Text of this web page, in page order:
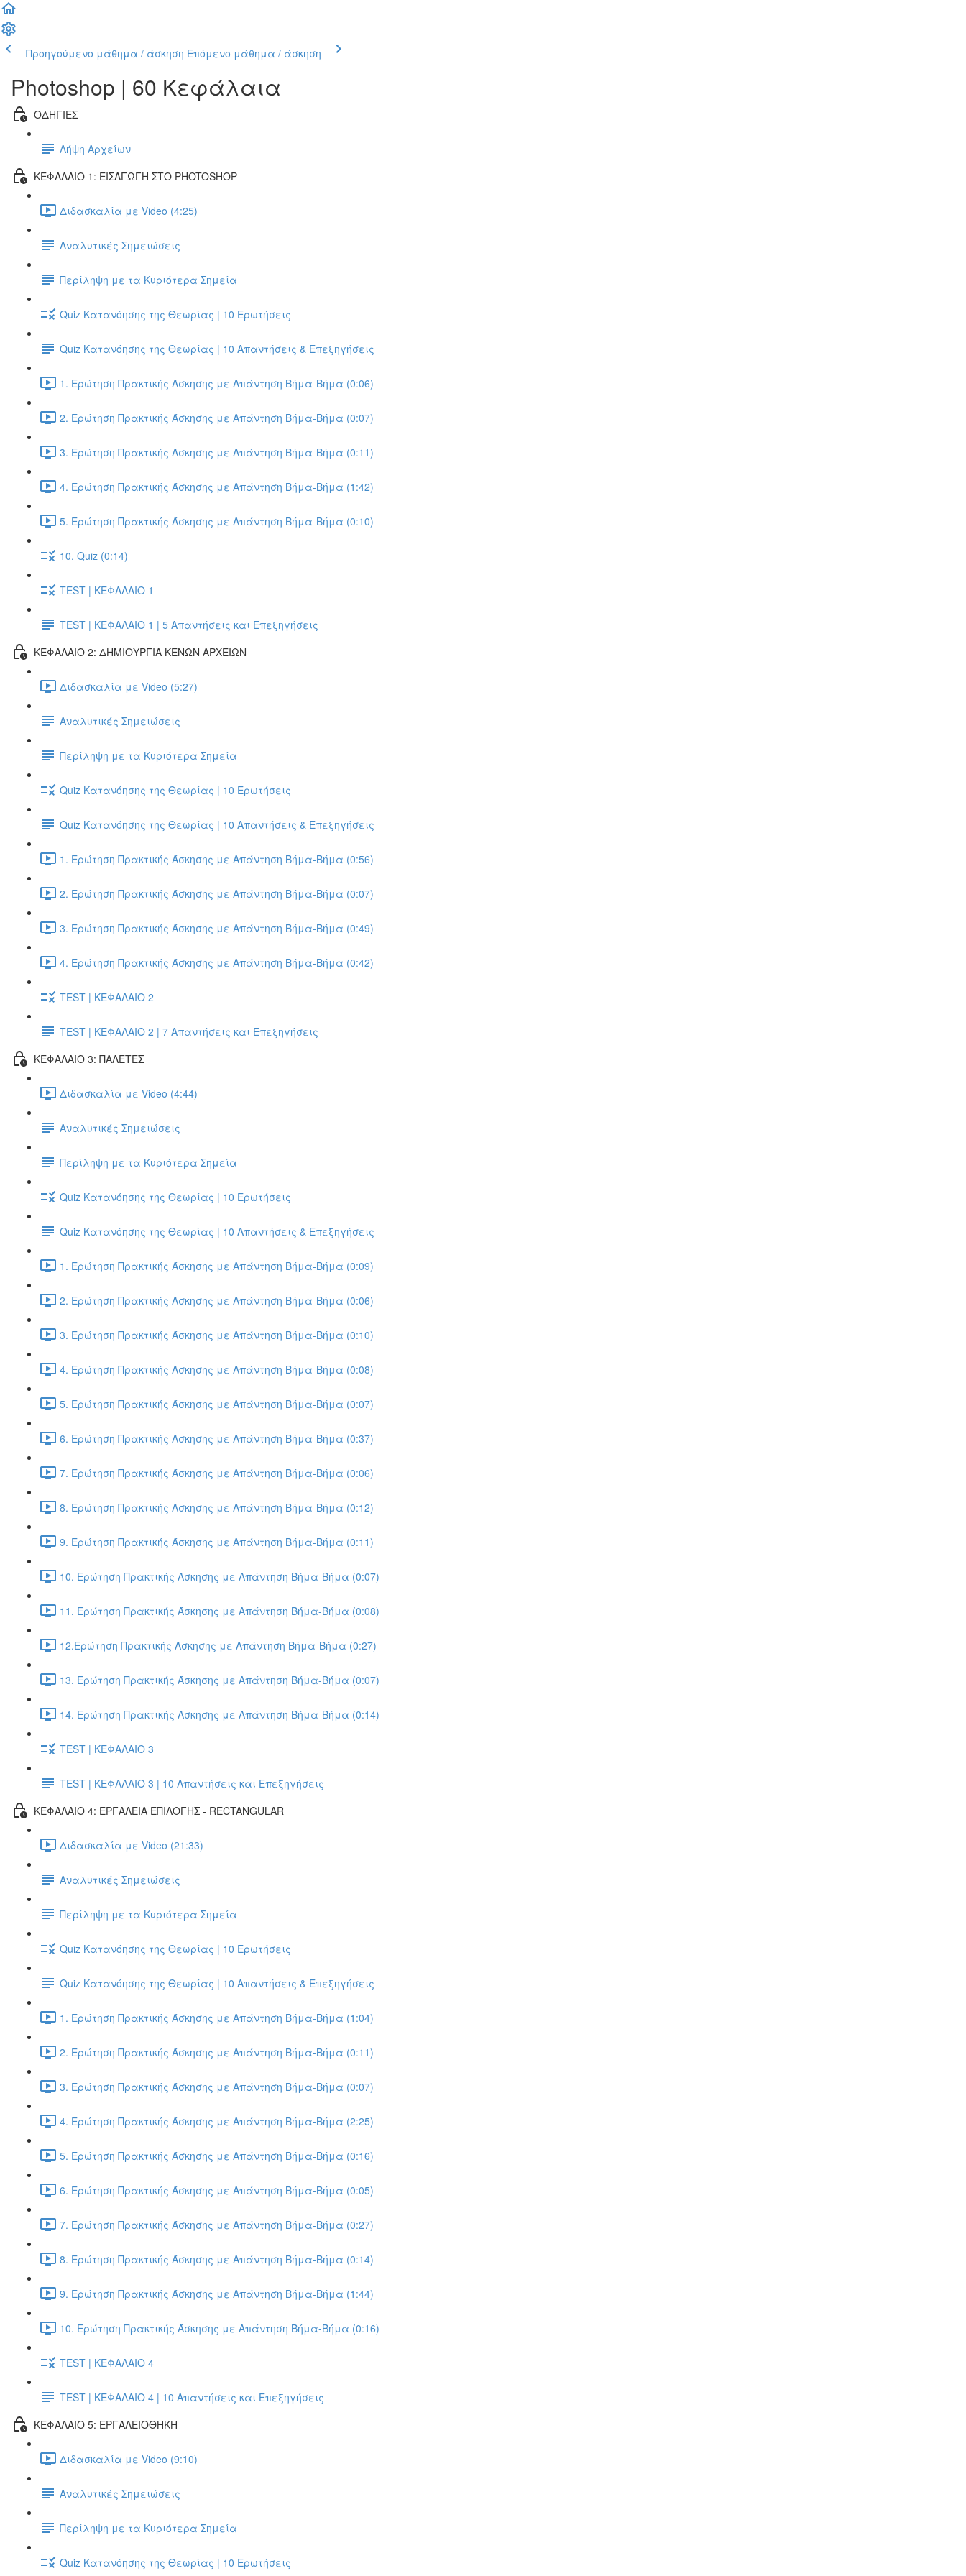
Προηγούμενο μάθημα / άσκηση Επόμενο μάθημα / άσκηση
Photoshop | 60 Κεφάλαια
ΟΔΗΓΙΕΣ
Λήψη Αρχείων
ΚΕΦΑΛΑΙΟ 1: ΕΙΣΑΓΩΓΗ ΣΤΟ PHOTOSHOP
Διδασκαλία με Video (4:25)
Αναλυτικές Σημειώσεις
Περίληψη με τα Κυριότερα Σημεία
Quiz Κατανόησης της Θεωρίας | 10 Ερωτήσεις
Quiz Κατανόησης της Θεωρίας | 10 Απαντήσεις & Επεξηγήσεις
1. Ερώτηση Πρακτικής Άσκησης με Απάντηση Βήμα-Βήμα (0:06)
2. Ερώτηση Πρακτικής Άσκησης με Απάντηση Βήμα-Βήμα (0:07)
3. Ερώτηση Πρακτικής Άσκησης με Απάντηση Βήμα-Βήμα (0:11)
4. Ερώτηση Πρακτικής Άσκησης με Απάντηση Βήμα-Βήμα (1:42)
5. Ερώτηση Πρακτικής Άσκησης με Απάντηση Βήμα-Βήμα (0:10)
10. Quiz (0:14)
TEST | ΚΕΦΑΛΑΙΟ 1
TEST | ΚΕΦΑΛΑΙΟ 1 | 5 Απαντήσεις και Επεξηγήσεις
ΚΕΦΑΛΑΙΟ 2: ΔΗΜΙΟΥΡΓΙΑ ΚΕΝΩΝ ΑΡΧΕΙΩΝ
Διδασκαλία με Video (5:27)
Αναλυτικές Σημειώσεις
Περίληψη με τα Κυριότερα Σημεία
Quiz Κατανόησης της Θεωρίας | 10 Ερωτήσεις
Quiz Κατανόησης της Θεωρίας | 10 Απαντήσεις & Επεξηγήσεις
1. Ερώτηση Πρακτικής Άσκησης με Απάντηση Βήμα-Βήμα (0:56)
2. Ερώτηση Πρακτικής Άσκησης με Απάντηση Βήμα-Βήμα (0:07)
3. Ερώτηση Πρακτικής Άσκησης με Απάντηση Βήμα-Βήμα (0:49)
4. Ερώτηση Πρακτικής Άσκησης με Απάντηση Βήμα-Βήμα (0:42)
TEST | ΚΕΦΑΛΑΙΟ 2
TEST | ΚΕΦΑΛΑΙΟ 2 | 7 Απαντήσεις και Επεξηγήσεις
ΚΕΦΑΛΑΙΟ 3: ΠΑΛΕΤΕΣ
Διδασκαλία με Video (4:44)
Αναλυτικές Σημειώσεις
Περίληψη με τα Κυριότερα Σημεία
Quiz Κατανόησης της Θεωρίας | 10 Ερωτήσεις
Quiz Κατανόησης της Θεωρίας | 10 Απαντήσεις & Επεξηγήσεις
1. Ερώτηση Πρακτικής Άσκησης με Απάντηση Βήμα-Βήμα (0:09)
2. Ερώτηση Πρακτικής Άσκησης με Απάντηση Βήμα-Βήμα (0:06)
3. Ερώτηση Πρακτικής Άσκησης με Απάντηση Βήμα-Βήμα (0:10)
4. Ερώτηση Πρακτικής Άσκησης με Απάντηση Βήμα-Βήμα (0:08)
5. Ερώτηση Πρακτικής Άσκησης με Απάντηση Βήμα-Βήμα (0:07)
6. Ερώτηση Πρακτικής Άσκησης με Απάντηση Βήμα-Βήμα (0:37)
7. Ερώτηση Πρακτικής Άσκησης με Απάντηση Βήμα-Βήμα (0:06)
8. Ερώτηση Πρακτικής Άσκησης με Απάντηση Βήμα-Βήμα (0:12)
9. Ερώτηση Πρακτικής Άσκησης με Απάντηση Βήμα-Βήμα (0:11)
10. Ερώτηση Πρακτικής Άσκησης με Απάντηση Βήμα-Βήμα (0:07)
11. Ερώτηση Πρακτικής Άσκησης με Απάντηση Βήμα-Βήμα (0:08)
12.Ερώτηση Πρακτικής Άσκησης με Απάντηση Βήμα-Βήμα (0:27)
13. Ερώτηση Πρακτικής Άσκησης με Απάντηση Βήμα-Βήμα (0:07)
14. Ερώτηση Πρακτικής Άσκησης με Απάντηση Βήμα-Βήμα (0:14)
TEST | ΚΕΦΑΛΑΙΟ 3
TEST | ΚΕΦΑΛΑΙΟ 3 | 10 Απαντήσεις και Επεξηγήσεις
ΚΕΦΑΛΑΙΟ 4: ΕΡΓΑΛΕΙΑ ΕΠΙΛΟΓΗΣ - RECTANGULAR
Διδασκαλία με Video (21:33)
Αναλυτικές Σημειώσεις
Περίληψη με τα Κυριότερα Σημεία
Quiz Κατανόησης της Θεωρίας | 10 Ερωτήσεις
Quiz Κατανόησης της Θεωρίας | 10 Απαντήσεις & Επεξηγήσεις
1. Ερώτηση Πρακτικής Άσκησης με Απάντηση Βήμα-Βήμα (1:04)
2. Ερώτηση Πρακτικής Άσκησης με Απάντηση Βήμα-Βήμα (0:11)
3. Ερώτηση Πρακτικής Άσκησης με Απάντηση Βήμα-Βήμα (0:07)
4. Ερώτηση Πρακτικής Άσκησης με Απάντηση Βήμα-Βήμα (2:25)
5. Ερώτηση Πρακτικής Άσκησης με Απάντηση Βήμα-Βήμα (0:16)
6. Ερώτηση Πρακτικής Άσκησης με Απάντηση Βήμα-Βήμα (0:05)
7. Ερώτηση Πρακτικής Άσκησης με Απάντηση Βήμα-Βήμα (0:27)
8. Ερώτηση Πρακτικής Άσκησης με Απάντηση Βήμα-Βήμα (0:14)
9. Ερώτηση Πρακτικής Άσκησης με Απάντηση Βήμα-Βήμα (1:44)
10. Ερώτηση Πρακτικής Άσκησης με Απάντηση Βήμα-Βήμα (0:16)
TEST | ΚΕΦΑΛΑΙΟ 4
TEST | ΚΕΦΑΛΑΙΟ 4 | 10 Απαντήσεις και Επεξηγήσεις
ΚΕΦΑΛΑΙΟ 5: ΕΡΓΑΛΕΙΟΘΗΚΗ
Διδασκαλία με Video (9:10)
Αναλυτικές Σημειώσεις
Περίληψη με τα Κυριότερα Σημεία
Quiz Κατανόησης της Θεωρίας | 10 Ερωτήσεις